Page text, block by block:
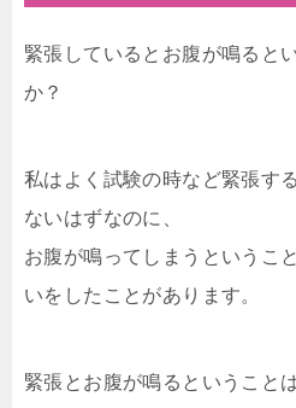
緊張しているとお腹が鳴ると
か？
私はよく試験の時など緊張す
ないはずなのに、
お腹が鳴ってしまうというこ
いをしたことがあります。
緊張とお腹が鳴るということ